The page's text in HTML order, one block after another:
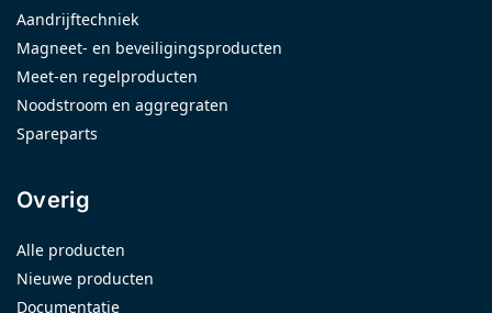
Aandrijftechniek
Magneet- en beveiligingsproducten
Meet-en regelproducten
Noodstroom en aggregraten
Spareparts
Overig
Alle producten
Nieuwe producten
Documentatie